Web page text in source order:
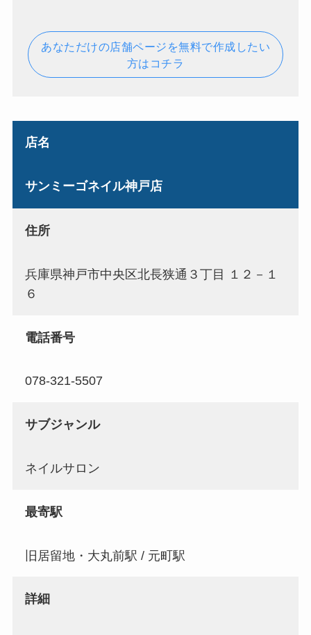
あなただけの店舗ページを無料で作成したい
方はコチラ
店名
サンミーゴネイル神戸店
住所
兵庫県神戸市中央区北長狭通３丁目 １２－１
６
電話番号
078-321-5507
サブジャンル
ネイルサロン
最寄駅
旧居留地・大丸前駅 / 元町駅
詳細